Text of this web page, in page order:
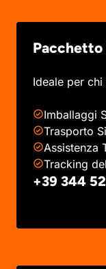
Pacchetto
Ideale per
Imballaggi
Trasporto
Assistenza
Tracking
+39 344